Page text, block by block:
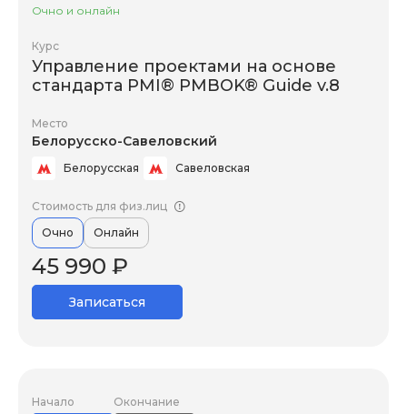
Очно и онлайн
Курс
Управление проектами на основе
стандарта PMI® PMBOK® Guide v.8
Место
Белорусско-Савеловский
Белорусская Савеловская
Стоимость для физ.лиц
Очно
Онлайн
45 990 ₽
Записаться
Начало
Окончание